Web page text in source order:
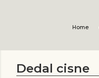
Home
Dedal cisne